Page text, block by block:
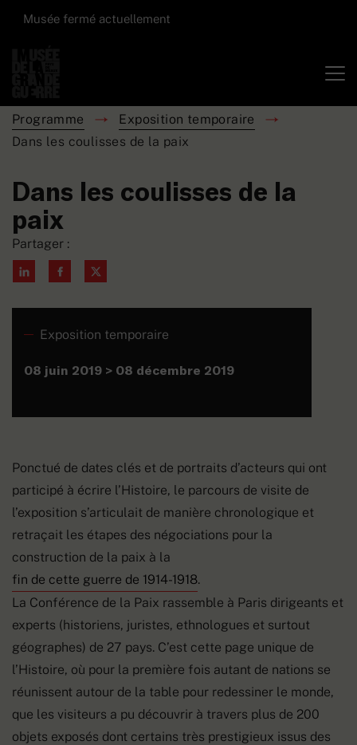
Musée fermé actuellement
Partager :
Exposition temporaire
08 juin 2019 > 08 décembre 2019
Programme
Exposition temporaire
Dans les coulisses de la paix
Dans les coulisses de la
paix
Ponctué de dates clés et de portraits d’acteurs qui ont
participé à écrire l’Histoire, le parcours de visite de
l’exposition s’articulait de manière chronologique et
retraçait les étapes des négociations pour la
construction de la paix à la
fin de cette guerre de 1914-1918.
La Conférence de la Paix rassemble à Paris dirigeants et
experts (historiens, juristes, ethnologues et surtout
géographes) de 27 pays. C’est cette page unique de
l’Histoire, où pour la première fois autant de nations se
réunissent autour de la table pour redessiner le monde,
que les visiteurs a pu découvrir à travers plus de 200
objets exposés dont certains très prestigieux issus des